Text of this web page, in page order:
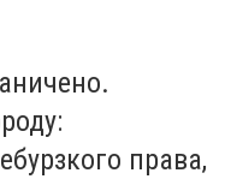
права,